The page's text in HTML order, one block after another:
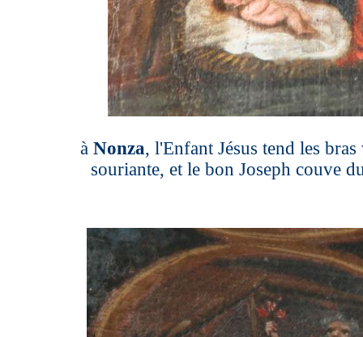
à Nonza, l'Enfant Jésus tend les
souriante, et le bon Joseph couve